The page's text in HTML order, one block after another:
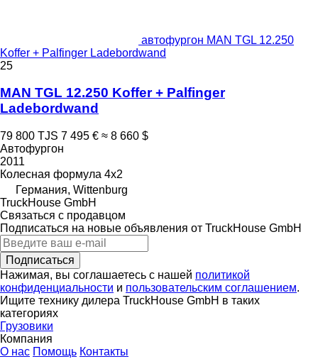
автофургон MAN TGL 12.250
Koffer + Palfinger Ladebordwand
25
MAN TGL 12.250 Koffer + Palfinger
Ladebordwand
79 800 TJS 7 495 € ≈ 8 660 $
Автофургон
2011
Колесная формула 4x2
Германия, Wittenburg
TruckHouse GmbH
Связаться с продавцом
Подписаться на новые объявления от TruckHouse GmbH
Подписаться
Нажимая, вы соглашаетесь с нашей политикой
конфиденциальности и пользовательским соглашением.
Ищите технику дилера TruckHouse GmbH в таких
категориях
Грузовики
Компания
О нас Помощь Контакты